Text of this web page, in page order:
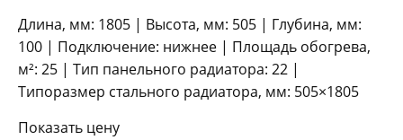
Длина, мм: 1805 | Высота, мм: 505 | Глубина, мм:
100 | Подключение: нижнее | Площадь обогрева,
м²: 25 | Тип панельного радиатора: 22 |
Типоразмер стального радиатора, мм: 505×1805
Показать цену